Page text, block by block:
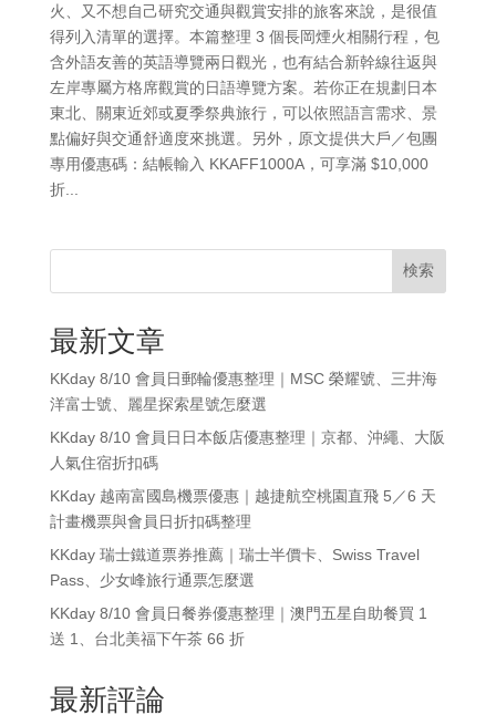
火、又不想自己研究交通與觀賞安排的旅客來說，是很值
得列入清單的選擇。本篇整理 3 個長岡煙火相關行程，包
含外語友善的英語導覽兩日觀光，也有結合新幹線往返與
左岸專屬方格席觀賞的日語導覽方案。若你正在規劃日本
東北、關東近郊或夏季祭典旅行，可以依照語言需求、景
點偏好與交通舒適度來挑選。另外，原文提供大戶／包團
專用優惠碼：結帳輸入 KKAFF1000A，可享滿 $10,000
折...
検索
最新文章
KKday 8/10 會員日郵輪優惠整理｜MSC 榮耀號、三井海
洋富士號、麗星探索星號怎麼選
KKday 8/10 會員日日本飯店優惠整理｜京都、沖繩、大阪
人氣住宿折扣碼
KKday 越南富國島機票優惠｜越捷航空桃園直飛 5／6 天
計畫機票與會員日折扣碼整理
KKday 瑞士鐵道票券推薦｜瑞士半價卡、Swiss Travel
Pass、少女峰旅行通票怎麼選
KKday 8/10 會員日餐券優惠整理｜澳門五星自助餐買 1
送 1、台北美福下午茶 66 折
最新評論